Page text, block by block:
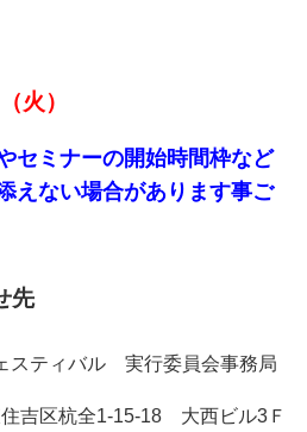
火）
セミナーの開始時間枠など
えない場合があります事ご
先
スティバル 実行委員会事務局
吉区杭全1-15-18 大西ビル3Ｆ